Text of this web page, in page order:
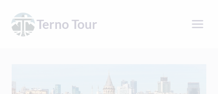
obsah
Terno Tour